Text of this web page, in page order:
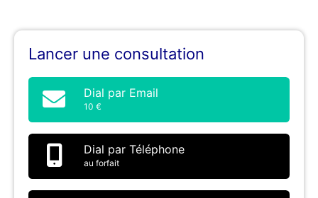
Lancer une consultation
Dial par Email
10 €
Dial par Téléphone
au forfait